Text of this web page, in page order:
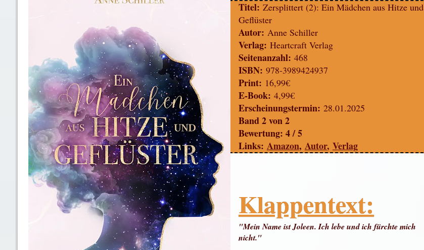
Titel: Zersplittert (2): Ein Mädchen aus Hitze und
Geflüster
Autor: Anne Schiller
Verlag: Heartcraft Verlag
Seitenanzahl: 468
ISBN: 978-3989424937
Print: 16,99€
E-Book: 4,99€
Erscheinungstermin: 28.01.2025
Band 2 von 2
Bewertung: 4 / 5
Links: Amazon, Autor, Verlag
Klappentext:
"Mein Name ist Joleen. Ich lebe und ich fürchte mich
nicht."